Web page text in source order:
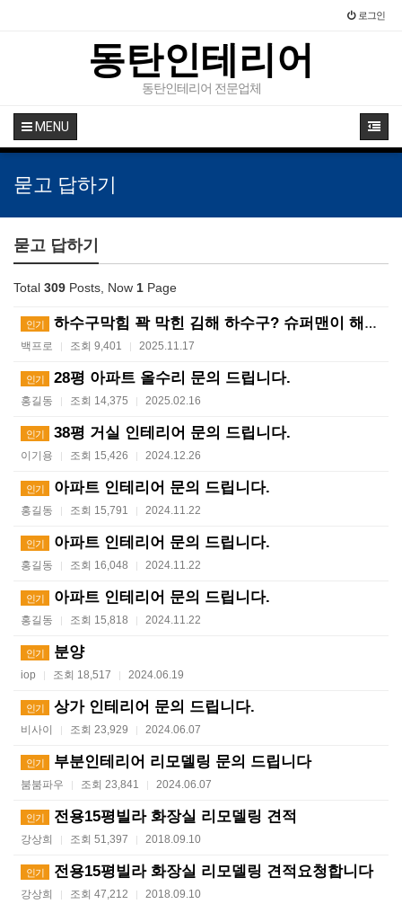
로그인
동탄인테리어
동탄인테리어 전문업체
MENU
묻고 답하기
묻고 답하기
Total 309 Posts, Now 1 Page
인기 하수구막힘 꽉 막힌 김해 하수구? 슈퍼맨이 해결사! ?…
백프로 | 조회 9,401 | 2025.11.17
인기 28평 아파트 올수리 문의 드립니다.
홍길동 | 조회 14,375 | 2025.02.16
인기 38평 거실 인테리어 문의 드립니다.
이기용 | 조회 15,426 | 2024.12.26
인기 아파트 인테리어 문의 드립니다.
홍길동 | 조회 15,791 | 2024.11.22
인기 아파트 인테리어 문의 드립니다.
홍길동 | 조회 16,048 | 2024.11.22
인기 아파트 인테리어 문의 드립니다.
홍길동 | 조회 15,818 | 2024.11.22
인기 분양
iop | 조회 18,517 | 2024.06.19
인기 상가 인테리어 문의 드립니다.
비사이 | 조회 23,929 | 2024.06.07
인기 부분인테리어 리모델링 문의 드립니다
붐붐파우 | 조회 23,841 | 2024.06.07
인기 전용15평빌라 화장실 리모델링 견적
강상희 | 조회 51,397 | 2018.09.10
인기 전용15평빌라 화장실 리모델링 견적요청합니다
강상희 | 조회 47,212 | 2018.09.10